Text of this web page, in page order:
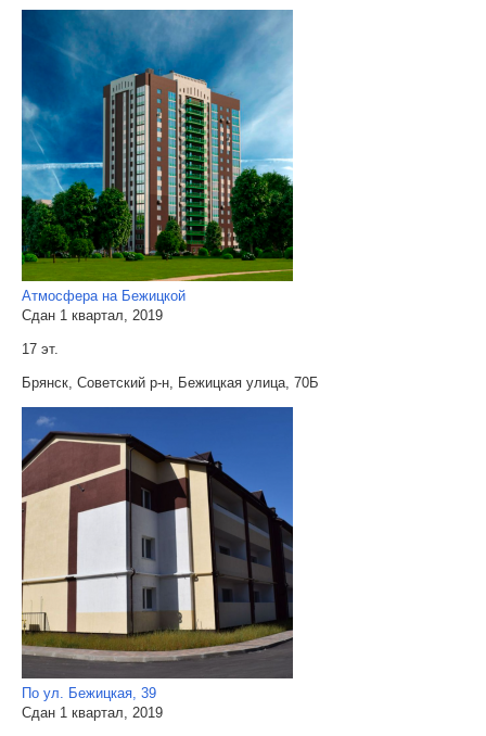
Атмосфера на Бежицкой
Сдан 1 квартал, 2019
17 эт.
Брянск, Советский р-н, Бежицкая улица, 70Б
По ул. Бежицкая, 39
Сдан 1 квартал, 2019